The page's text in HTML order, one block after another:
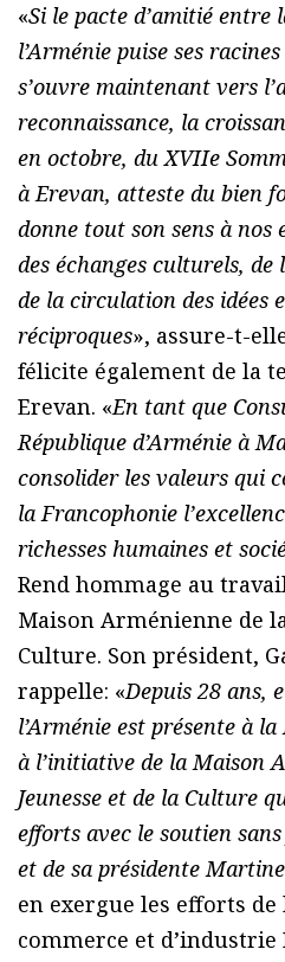
«Si le pacte d’amitié entre
l’Arménie puise ses
s’ouvre maintenant vers
reconnaissance, la
en octobre, du XVIIe
à Erevan, atteste du bien
donne tout son sens à nos
des échanges culturels,
de la circulation des idées
réciproques», assure-t-
félicite également de la
Erevan. «En tant que
République d’Arménie à
consolider les valeurs qui
la Francophonie
richesses humaines et
Rend hommage au
Maison Arménienne de
Culture. Son président,
rappelle: «Depuis 28 ans,
l’Arménie est présente à
à l’initiative de la Maison
Jeunesse et de la Culture
efforts avec le soutien
et de sa présidente
en exergue les efforts de
commerce et